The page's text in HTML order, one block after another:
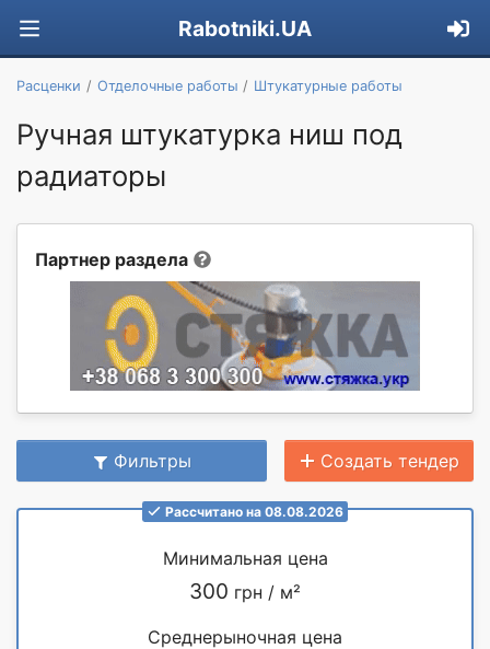
Rabotniki.UA
Расценки Отделочные работы Штукатурные работы
Ручная штукатурка ниш под
радиаторы
Партнер раздела
Фильтры Создать тендер
Рассчитано на 08.08.2026
Минимальная цена
300 грн / м²
Среднерыночная цена